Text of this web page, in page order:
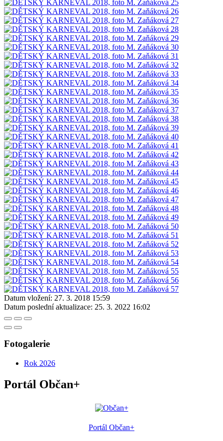
Datum vložení: 27. 3. 2018 15:59
Datum poslední aktualizace: 25. 3. 2022 16:02
Fotogalerie
Rok 2026
Portál Občan+
Portál Občan+